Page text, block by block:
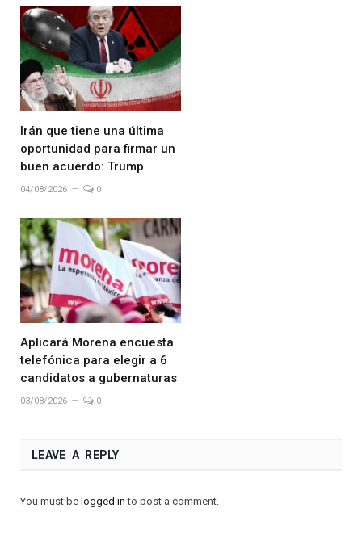
Irán que tiene una última
oportunidad para firmar un
buen acuerdo: Trump
04/08/2026 0
Aplicará Morena encuesta
telefónica para elegir a 6
candidatos a gubernaturas
03/08/2026 0
LEAVE A REPLY
You must be logged in to post a comment.